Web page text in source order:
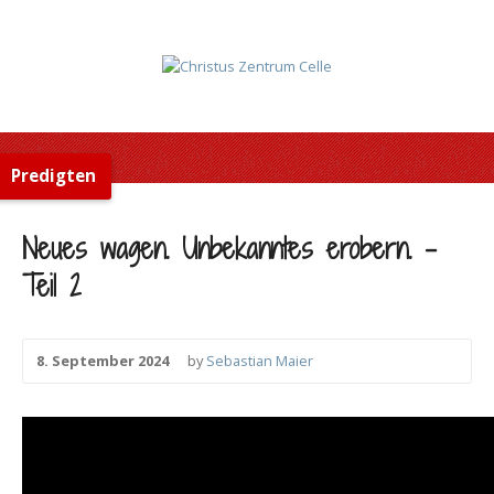
Predigten
Neues wagen. Unbekanntes erobern. –
Teil 2
8. September 2024 bySebastian Maier